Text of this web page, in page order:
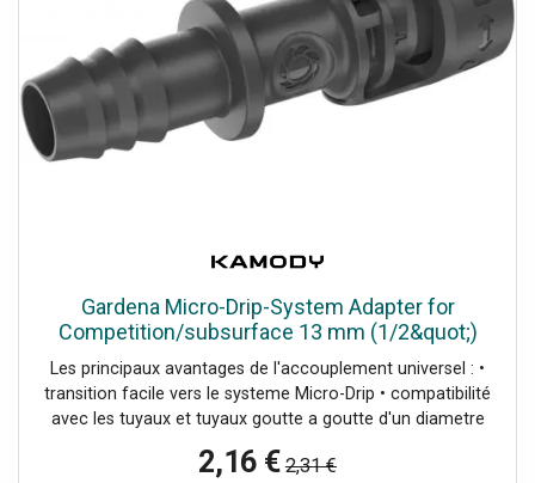
Gardena Micro-Drip-System Adapter for
Competition/subsurface 13 mm (1/2&quot;)
1pcs 13220-20
Les principaux avantages de l'accouplement universel : •
transition facile vers le systeme Micro-Drip • compatibilité
avec les tuyaux et tuyaux goutte a goutte d'un diametre
d'irrigation aériens et souterrains • installation intuitive
2,16 € 2,31 €